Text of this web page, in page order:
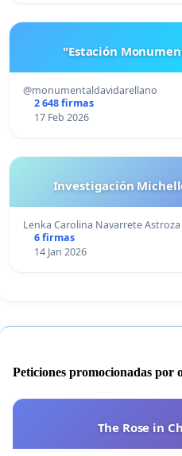
"Estación
@monumentaldavidarellano
2 648 firmas
17 Feb 2026
Investigación
Lenka Carolina Navarrete Astroza
6 firmas
14 Jan 2026
Peticiones promocionadas por
The Rose in